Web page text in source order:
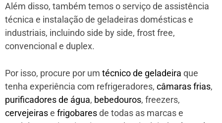
Além disso, também temos o serviço de assistência
técnica e instalação de geladeiras domésticas e
industriais, incluindo side by side, frost free,
convencional e duplex.
Por isso, procure por um técnico de geladeira que
tenha experiência com refrigeradores, câmaras frias,
purificadores de água, bebedouros, freezers,
cervejeirase frigobaresde todas as marcas e